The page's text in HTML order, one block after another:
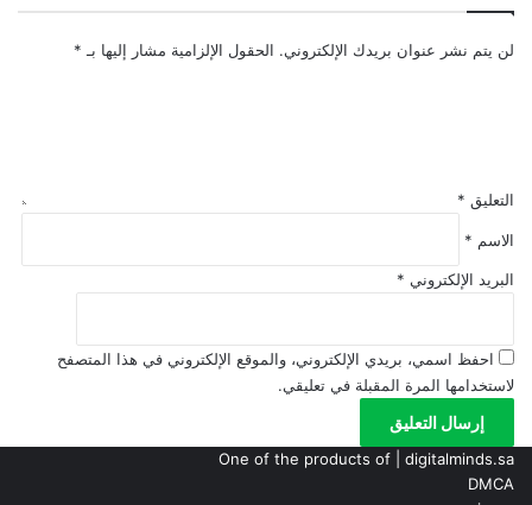
المنافذ
والبحرية
قطر
لن يتم نشر عنوان بريدك الإلكتروني. الحقول الإلزامية مشار إليها بـ *
التعليق *
الاسم *
البريد الإلكتروني *
احفظ اسمي، بريدي الإلكتروني، والموقع الإلكتروني في هذا المتصفح
لاستخدامها المرة المقبلة في تعليقي.
One of the products of | digitalminds.sa
DMCA